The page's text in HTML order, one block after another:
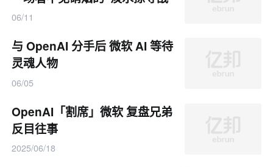
已经打响
06/11
与 OpenAI 分手后 微软 AI 等待
灵魂人物
06/05
OpenAI「割席」微软 复盘兄弟
反目往事
2025/06/18